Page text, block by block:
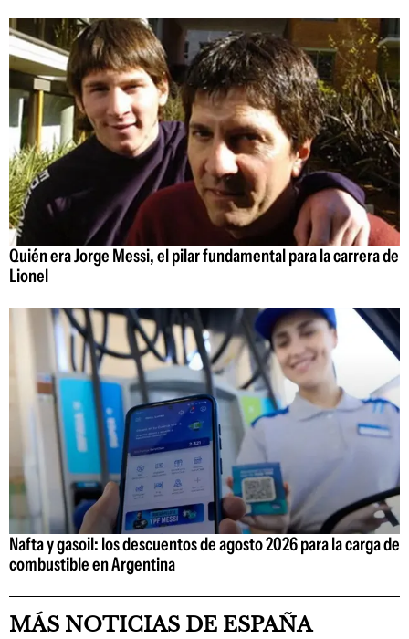
Quién era Jorge Messi, el pilar fundamental para la carrera de
Lionel
Nafta y gasoil: los descuentos de agosto 2026 para la carga de
combustible en Argentina
MÁS NOTICIAS DE ESPAÑA